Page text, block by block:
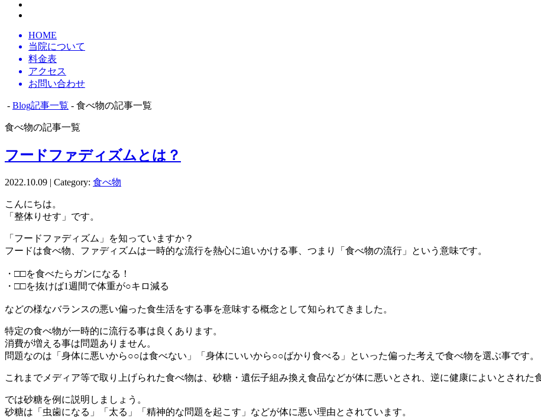
HOME
当院について
料金表
アクセス
お問い合わせ
- Blog記事一覧 - 食べ物の記事一覧
食べ物の記事一覧
フードファディズムとは？
2022.10.09 | Category: 食べ物
こんにちは。
「整体りせす」です。
「フードファディズム」を知っていますか？
フードは食べ物、ファディズムは一時的な流行を熱心に追いかける事、つまり「食べ物の流行」という意味です。
・□□を食べたらガンになる！
・□□を抜けば1週間で体重が○キロ減る
などの様なバランスの悪い偏った食生活をする事を意味する概念として知られてきました。
特定の食べ物が一時的に流行る事は良くあります。
消費が増える事は問題ありません。
問題なのは「身体に悪いから○○は食べない」「身体にいいから○○ばかり食べる」といった偏った考えで食べ物を選ぶ事です。
これまでメディア等で取り上げられた食べ物は、砂糖・遺伝子組み換え食品などが体に悪いとされ、逆に健康によいとされた
では砂糖を例に説明しましょう。
砂糖は「虫歯になる」「太る」「精神的な問題を起こす」などが体に悪い理由とされています。